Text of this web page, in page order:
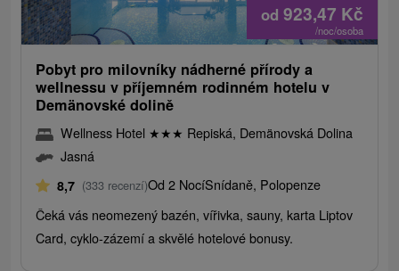
od 923,47 Kč
/noc/osoba
Pobyt pro milovníky nádherné přírody a
wellnessu v příjemném rodinném hotelu v
Demänovské dolině
Wellness Hotel ★★★ Repiská, Demänovská Dolina
Jasná
8,7 (333 recenzí)Od 2 NocíSnídaně, Polopenze
Čeká vás neomezený bazén, vířivka, sauny, karta Liptov
Card, cyklo-zázemí a skvělé hotelové bonusy.